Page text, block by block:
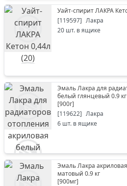
Уайт-спирит ЛАКРА
[119597] Лакра
20 шт. в ящике
Эмаль Лакра для
белый глянцевый 0.9 кг
[900г]
[119622] Лакра
6 шт. в ящике
Эмаль Лакра
матовый 0.9 кг
[900мг]